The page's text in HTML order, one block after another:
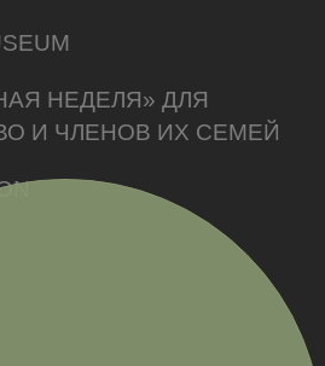
НЕДЕЛЯ» ДЛЯ
И ЧЛЕНОВ ИХ СЕМЕЙ